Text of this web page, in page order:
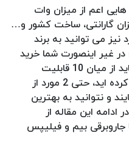
هایی اعم از میزان وات
گارانتی، ساخت کشور و…
می توانید به برند
غیر اینصورت شما خرید
کورکورانه ای کرده اید که حتی شاید از میان 10 قابلیت
دستگاه گران قیمتی که خریداری کرده اید، حتی 2 مورد از
و نتوانید به بهترین
این مقاله از
جاروبرقی بیم و فیلیپس